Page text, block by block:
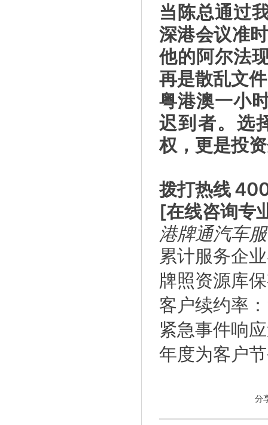
当陈总通过
深港会议准
他的阿尔法
再是散乱文
粤港澳一小
迟到者。选
权，更是投
拨打热线
[在线咨询专
港牌通汽车
累计服务企
牌照资源库
客户续约率
紧急事件响
年度为客户
分